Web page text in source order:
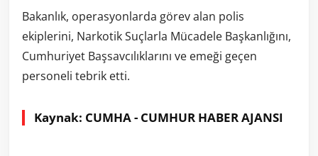
Bakanlık, operasyonlarda görev alan polis
ekiplerini, Narkotik Suçlarla Mücadele Başkanlığını,
Cumhuriyet Başsavcılıklarını ve emeği geçen
personeli tebrik etti.
Kaynak: CUMHA - CUMHUR HABER AJANSI